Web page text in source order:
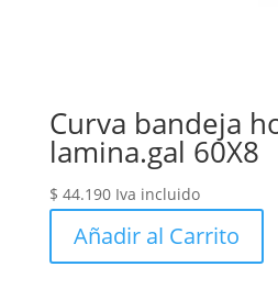
Curva bandeja
lamina.gal 60X8
$ 44.190 Iva incluido
Añadir al Carrito